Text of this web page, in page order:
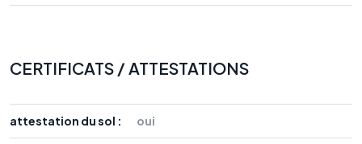
CERTIFICATS / ATTESTATIONS
attestation du sol : oui